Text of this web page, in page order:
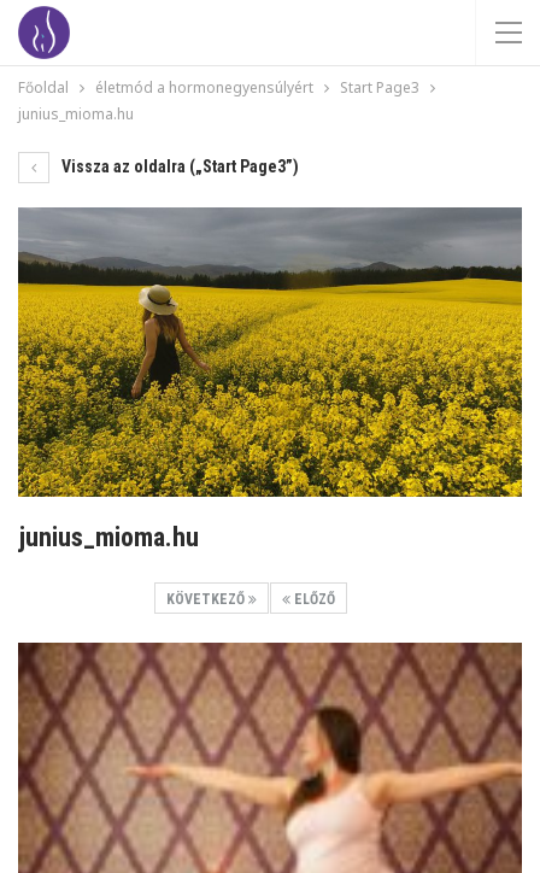
Főoldal életmód a hormonegyensúlyért
Start Page3
junius_mioma.hu
Vissza az oldalra („Start Page3”)
junius_mioma.hu
KÖVETKEZŐ ELŐZŐ